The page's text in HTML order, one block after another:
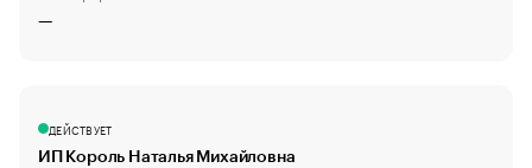
—
ДЕЙСТВУЕТ
ИП Король Наталья Михайловна